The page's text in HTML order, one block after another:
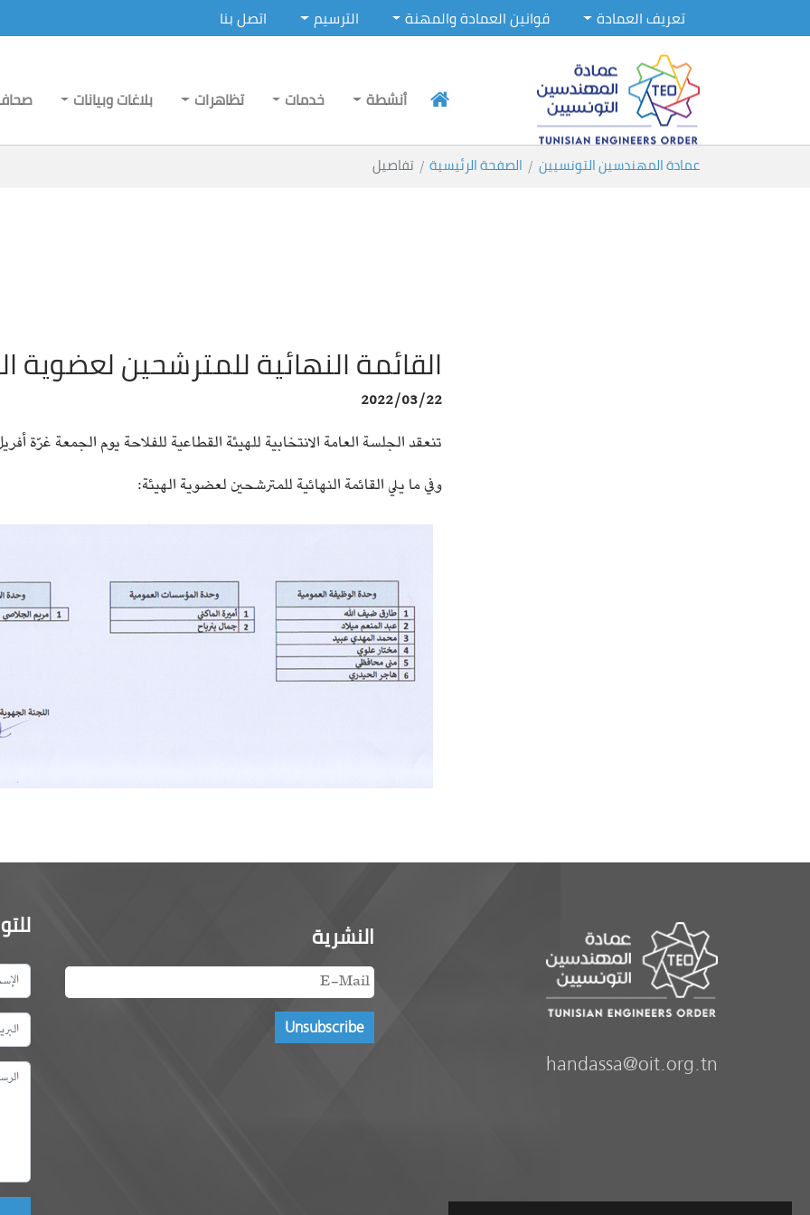
Skip to main content
تعريف العمادة قوانين العمادة والمهنة الترسيم اتصل بنا
أنشطة خدمات تظاهرات بلاغات وبيانات
You are here:
عمادة المهندسين التونسيين الصفحة الرئيسية تفاصيل
القائمة النهائية للمترشحين لعضوية
2022/03/22
تنعقد الجلسة العامة الانتخابية للهيئة القطاعية للفلاحة يوم الجمعة غرّة أفريل 2022 بمقر
وفي ما يلي القائمة النهائية للمترشحين لعضوية الهيئة:
handassa@oit.org.tn
النشرية